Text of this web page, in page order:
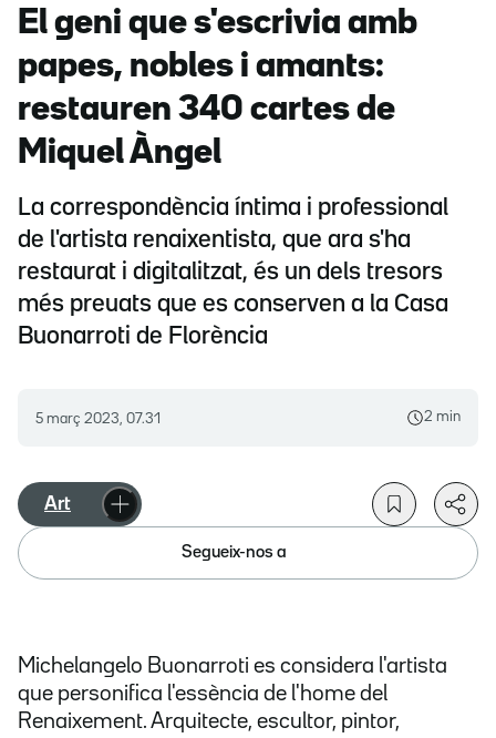
El geni que s'escrivia amb
papes, nobles i amants:
restauren 340 cartes de
Miquel Àngel
La correspondència íntima i professional
de l'artista renaixentista, que ara s'ha
restaurat i digitalitzat, és un dels tresors
més preuats que es conserven a la Casa
Buonarroti de Florència
5 març 2023, 07.31 2 min
Art
Segueix-nos a
Michelangelo Buonarroti es considera l'artista
que personifica l'essència de l'home del
Renaixement. Arquitecte, escultor, pintor,